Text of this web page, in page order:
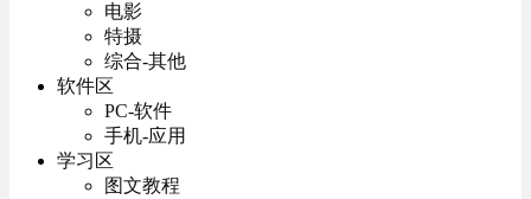
电影
特摄
综合-其他
软件区
PC-软件
手机-应用
学习区
图文教程